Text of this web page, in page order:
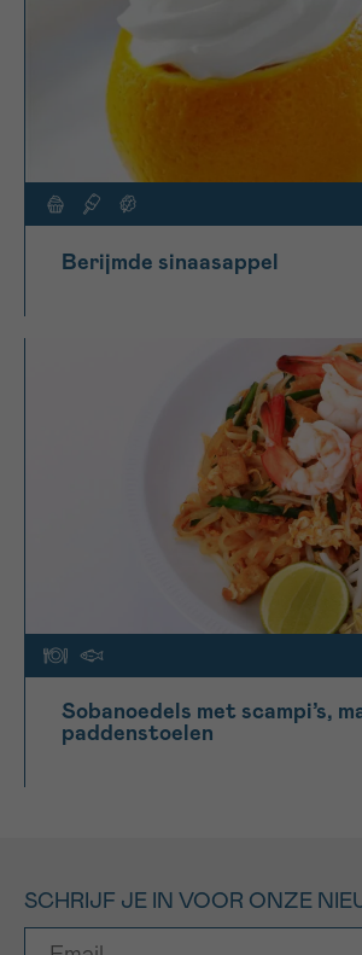
Berijmde sinaasappel
Sobanoedels met scampi’s,
paddenstoelen
SCHRIJF JE IN VOOR ONZE